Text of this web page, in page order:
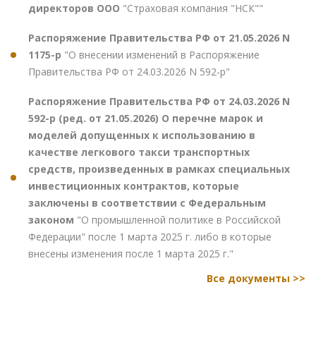
директоров ООО "Страховая компания "НСК""
Распоряжение Правительства РФ от 21.05.2026 N
1175-р "О внесении изменений в Распоряжение
Правительства РФ от 24.03.2026 N 592-р"
Распоряжение Правительства РФ от 24.03.2026 N
592-р (ред. от 21.05.2026) О перечне марок и
моделей допущенных к использованию в
качестве легкового такси транспортных
средств, произведенных в рамках специальных
инвестиционных контрактов, которые
заключены в соответствии с Федеральным
законом "О промышленной политике в Российской
Федерации" после 1 марта 2025 г. либо в которые
внесены изменения после 1 марта 2025 г."
Все документы >>